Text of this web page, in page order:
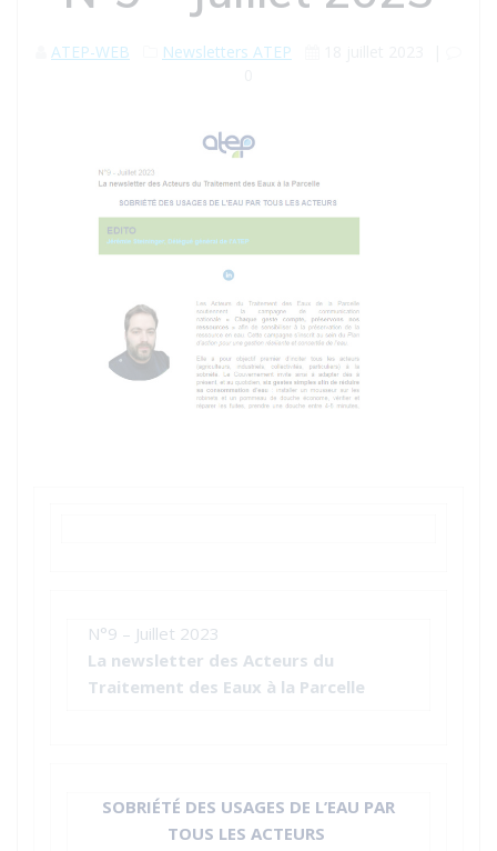
ATEP-WEB Newsletters ATEP
N°9 – Juillet 2023
La newsletter des Acteurs du
Traitement des Eaux à la Parcelle
SOBRIÉTÉ DES USAGES DE L’EAU PAR
TOUS LES ACTEURS